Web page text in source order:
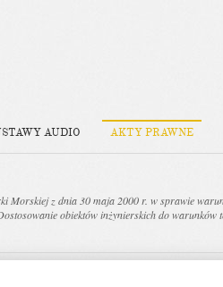
AUDIO AKTY PRAWNE
z dnia 30 maja 2000 r. w sprawie
obiektów inżynierskich do warunków